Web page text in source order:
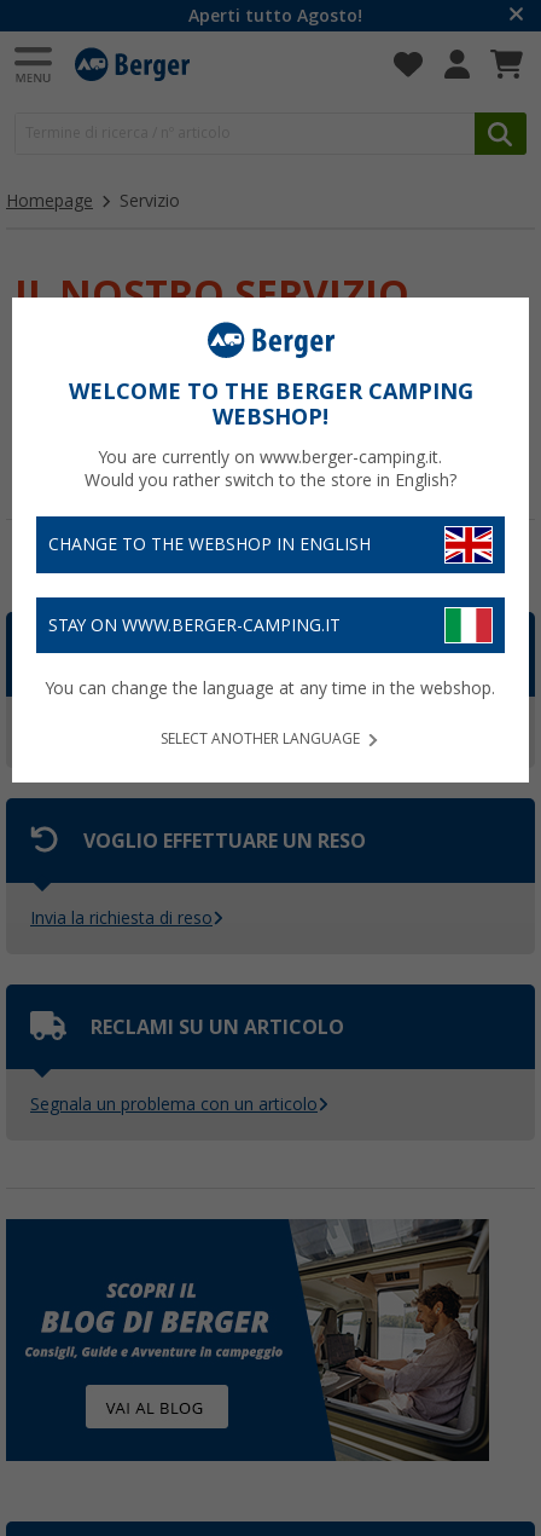
Aperti tutto Agosto!
Homepage Servizio
IL NOSTRO SERVIZIO
IN UN SOLO SGUARDO!
Servizio da Berger è scritto in lettere MAIUSCOLE, in quanto i
vostri desideri ci stanno a cuore. In questa area dedicata ai nostri
servizi troverete di tutto: ordini, consegne, consulenze di esperti e
tante altre cose che abbiamo in serbo per voi!
DOV'È IL MIO ORDINE?
Controlla lo stato dell'ordine
VOGLIO EFFETTUARE UN RESO
Invia la richiesta di reso
RECLAMI SU UN ARTICOLO
Segnala un problema con un articolo
WELCOME TO THE BERGER CAMPING
WEBSHOP!
You are currently on www.berger-camping.it.
Would you rather switch to the store in English?
CHANGE TO THE WEBSHOP IN ENGLISH
STAY ON WWW.BERGER-CAMPING.IT
You can change the language at any time in the webshop.
SELECT ANOTHER LANGUAGE